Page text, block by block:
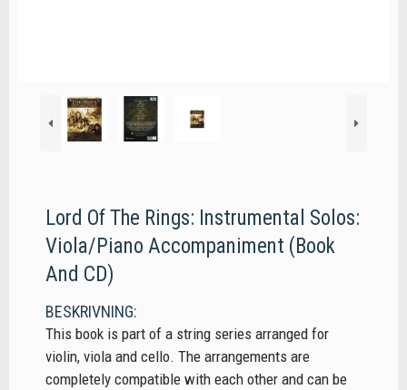
Lord Of The Rings: Instrumental Solos:
Viola/Piano Accompaniment (Book
And CD)
BESKRIVNING:
This book is part of a string series arranged for
violin, viola and cello. The arrangements are
completely compatible with each other and can be